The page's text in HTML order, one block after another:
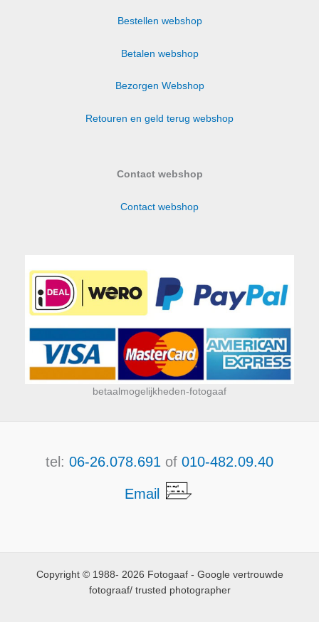
Bestellen webshop
Betalen webshop
Bezorgen Webshop
Retouren en geld terug webshop
Contact webshop
Contact webshop
betaalmogelijkheden-fotogaaf
tel: 06-26.078.691 of 010-482.09.40
Email
Copyright © 1988- 2026 Fotogaaf - Google vertrouwde
fotograaf/ trusted photographer